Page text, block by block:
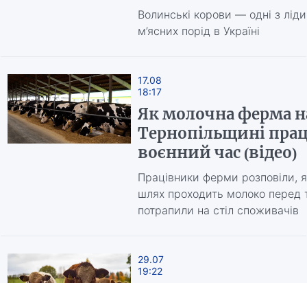
Волинські корови — одні з
м’ясних порід в Україні
17.08
18:17
Як молочна ферма
Тернопільщині
воєнний час (відео)
Працівники ферми розповіли,
шлях проходить молоко перед
потрапили на стіл споживачів
29.07
19:22